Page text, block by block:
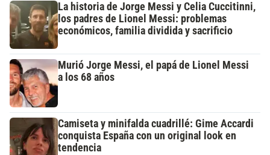
La historia de Jorge Messi y Celia Cuccitinni,
los padres de Lionel Messi: problemas
económicos, familia dividida y sacrificio
Murió Jorge Messi, el papá de Lionel Messi
a los 68 años
Camiseta y minifalda cuadrillé: Gime Accardi
conquista España con un original look en
tendencia